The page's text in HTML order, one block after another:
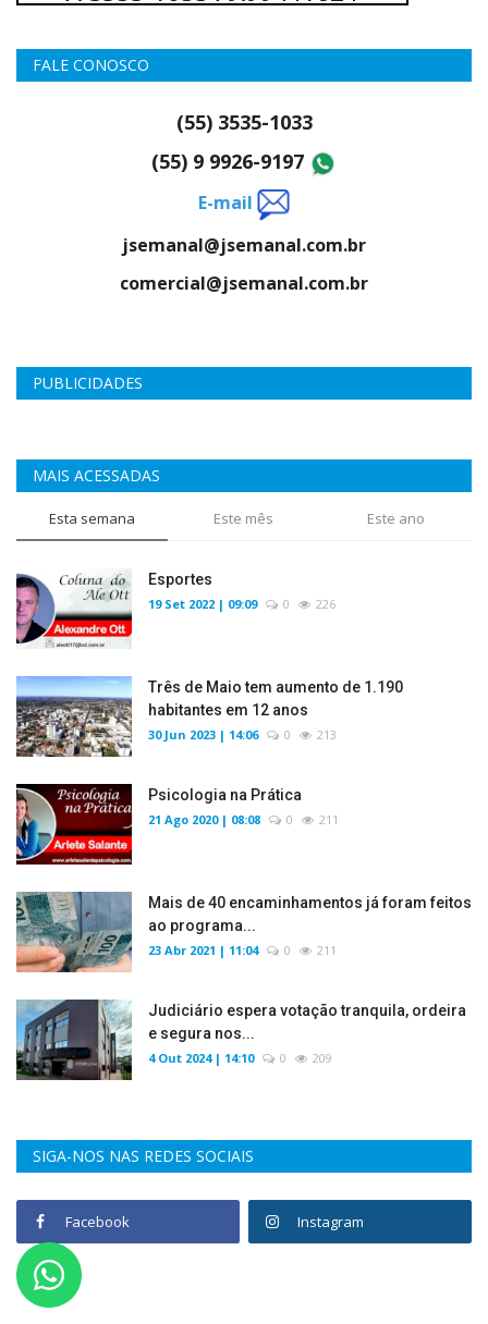
FALE CONOSCO
(55) 3535-1033
(55) 9 9926-9197
E-mail
jsemanal@jsemanal.com.br
comercial@jsemanal.com.br
PUBLICIDADES
MAIS ACESSADAS
Esta semana Este mês Este ano
Esportes
19 Set 2022 | 09:09 0 226
Três de Maio tem aumento de 1.190
habitantes em 12 anos
30 Jun 2023 | 14:06 0 213
Psicologia na Prática
21 Ago 2020 | 08:08 0 211
Mais de 40 encaminhamentos já foram feitos
ao programa...
23 Abr 2021 | 11:04 0 211
Judiciário espera votação tranquila, ordeira
e segura nos...
4 Out 2024 | 14:10 0 209
SIGA-NOS NAS REDES SOCIAIS
Facebook Instagram